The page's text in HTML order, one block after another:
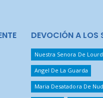
DEVOCIÓN A LOS
Nuestra Senora De
Angel De La Guarda
Maria Desatadora De